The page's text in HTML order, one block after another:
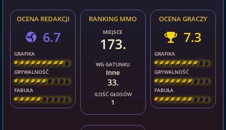
RANKING MMO
MIEJSCE
173.
WG GATUNKU
Inne
33.
ILOŚĆ GŁOSÓW
1
OCENA GRACZY
7.3
GRAFIKA
[ \ \ \ \ \ \ \ \ ]
GRYWALNOŚĆ
[ \ \ \ \ \ \ \ \ ]
FABUŁA
[ \ \ \ \ \ \ \ \ ]
OCENA REDAKCJI
6.7
GRAFIKA
[ \ \ \ \ \ \ \ \ ]
GRYWALNOŚĆ
[ \ \ \ \ \ \ \ \ ]
FABUŁA
[ \ \ \ \ \ \ \ \ ]